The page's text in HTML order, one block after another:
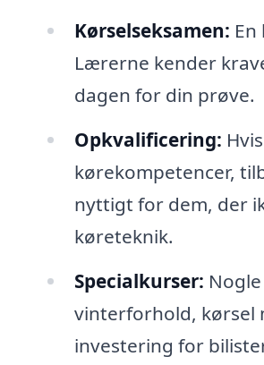
Kørselseksamen:
Lærerne kender
dagen for din prøve.
Opkvalificering:
kørekompetencer,
nyttigt for dem, der
køreteknik.
Specialkurser:
vinterforhold, kørsel
investering for